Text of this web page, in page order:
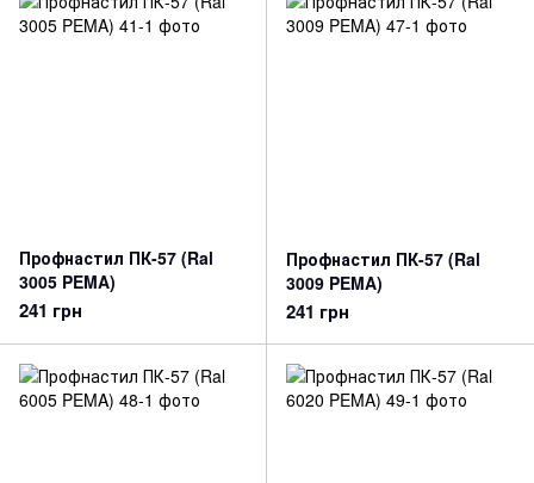
Профнастил ПК-57 (Ral
3005 PEMA)
241 грн
Профнастил ПК-57 (Ral
3009 PEMA)
241 грн